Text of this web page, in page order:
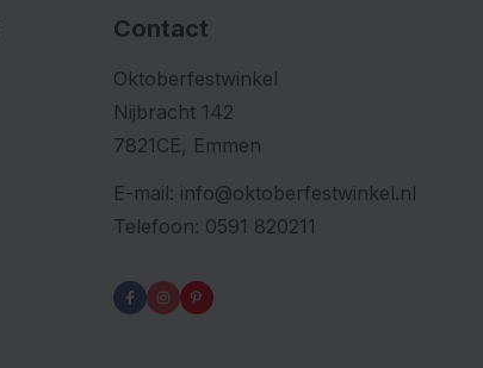
Contact
Oktoberfestwinkel
Nijbracht 142
7821CE, Emmen
E-mail: info@oktoberfestwinkel.nl
Telefoon: 0591 820211